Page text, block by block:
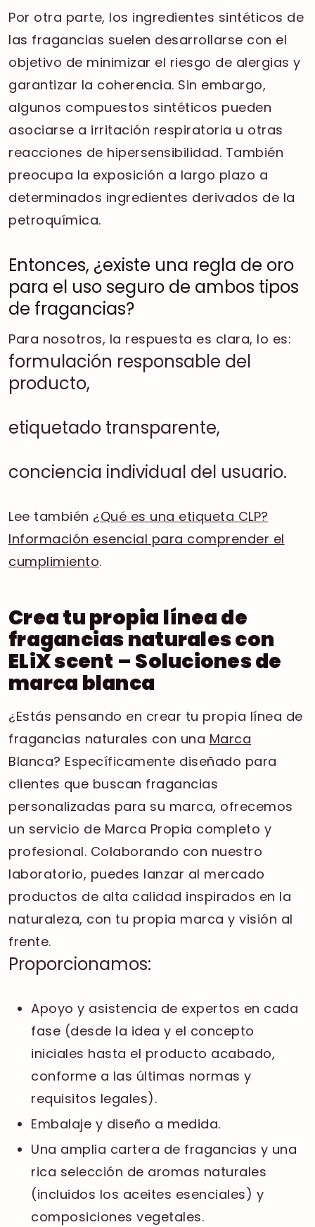
Por otra parte, los ingredientes sintéticos de
las fragancias suelen desarrollarse con el
objetivo de minimizar el riesgo de alergias y
garantizar la coherencia. Sin embargo,
algunos compuestos sintéticos pueden
asociarse a irritación respiratoria u otras
reacciones de hipersensibilidad. También
preocupa la exposición a largo plazo a
determinados ingredientes derivados de la
petroquímica.
Entonces, ¿existe una regla de oro
para el uso seguro de ambos tipos
de fragancias?
Para nosotros, la respuesta es clara, lo es:
formulación responsable del
producto,
etiquetado transparente,
conciencia individual del usuario.
Lee también ¿Qué es una etiqueta CLP?
Información esencial para comprender el
cumplimiento.
Crea tu propia línea de
fragancias naturales con
ELiX scent – Soluciones de
marca blanca
¿Estás pensando en crear tu propia línea de
fragancias naturales con una Marca
Blanca? Específicamente diseñado para
clientes que buscan fragancias
personalizadas para su marca, ofrecemos
un servicio de Marca Propia completo y
profesional. Colaborando con nuestro
laboratorio, puedes lanzar al mercado
productos de alta calidad inspirados en la
naturaleza, con tu propia marca y visión al
frente.
Proporcionamos:
Apoyo y asistencia de expertos en cada
fase (desde la idea y el concepto
iniciales hasta el producto acabado,
conforme a las últimas normas y
requisitos legales).
Embalaje y diseño a medida.
Una amplia cartera de fragancias y una
rica selección de aromas naturales
(incluidos los aceites esenciales) y
composiciones vegetales.